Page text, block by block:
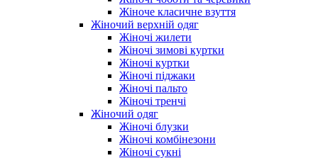
Жіноче класичне взуття
Жіночий верхній одяг
Жіночі жилети
Жіночі зимові куртки
Жіночі куртки
Жіночі піджаки
Жіночі пальто
Жіночі тренчі
Жіночий одяг
Жіночі блузки
Жіночі комбінезони
Жіночі сукні